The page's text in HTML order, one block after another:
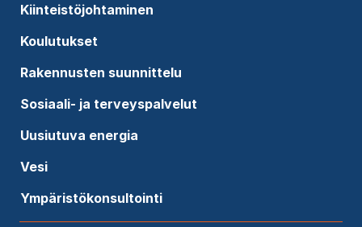
Kiinteistöjohtaminen
Koulutukset
Rakennusten suunnittelu
Sosiaali- ja terveyspalvelut
Uusiutuva energia
Vesi
Ympäristökonsultointi